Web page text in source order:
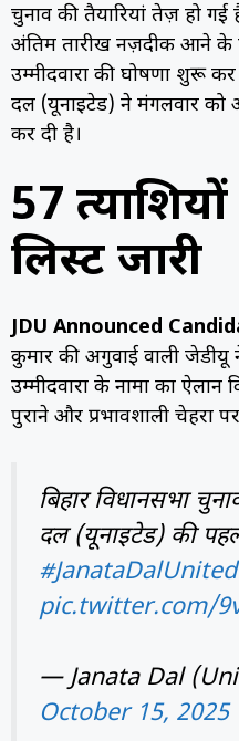
चुनाव की तैयारियां तेज़ हो
अंतिम तारीख नज़दीक आने के
उम्मीदवारों की घोषणा शुरू
दल (यूनाइटेड) ने मंगलवार को
कर दी है।
57
लिस्ट जारी
JDU Announced
कुमार की अगुवाई वाली
उम्मीदवारों के नामों का ऐलान
पुराने और प्रभावशाली चेहरों
बिहार विधानसभा
दल (यूनाइटेड) की
#JanataDalUnited
pic.twitter.com/
— Janata Dal
October 15, 2025